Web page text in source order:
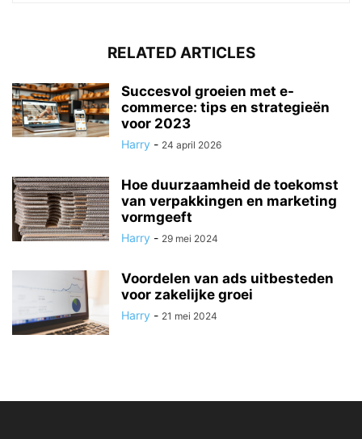
RELATED ARTICLES
Succesvol groeien met e-
commerce: tips en strategieën
voor 2023
Harry - 24 april 2026
Hoe duurzaamheid de toekomst
van verpakkingen en marketing
vormgeeft
Harry - 29 mei 2024
Voordelen van ads uitbesteden
voor zakelijke groei
Harry - 21 mei 2024